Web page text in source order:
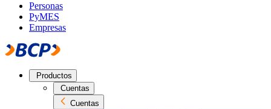
Personas
PyMES
Empresas
Productos
Cuentas
Cuentas